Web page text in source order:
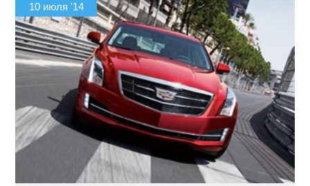
10 июля '14